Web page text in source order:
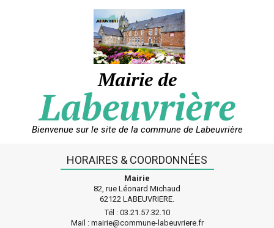
Mairie de
Labeuvrière
Bienvenue sur le site de la commune de Labeuvrière
HORAIRES & COORDONNÉES
Mairie
82, rue Léonard Michaud
62122 LABEUVRIERE.
Tél : 03.21.57.32.10
Mail : mairie@commune-labeuvriere.fr